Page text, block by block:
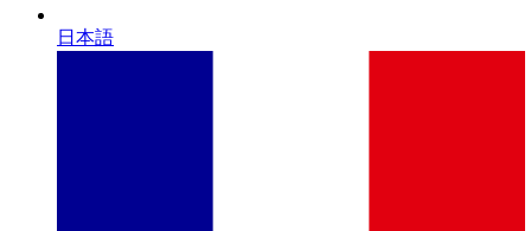
日本語